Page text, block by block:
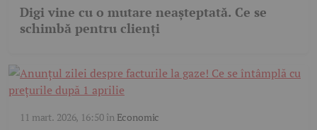
Digi vine cu o mutare neașteptată. Ce se
schimbă pentru clienți
11 mart. 2026, 16:50în Economic